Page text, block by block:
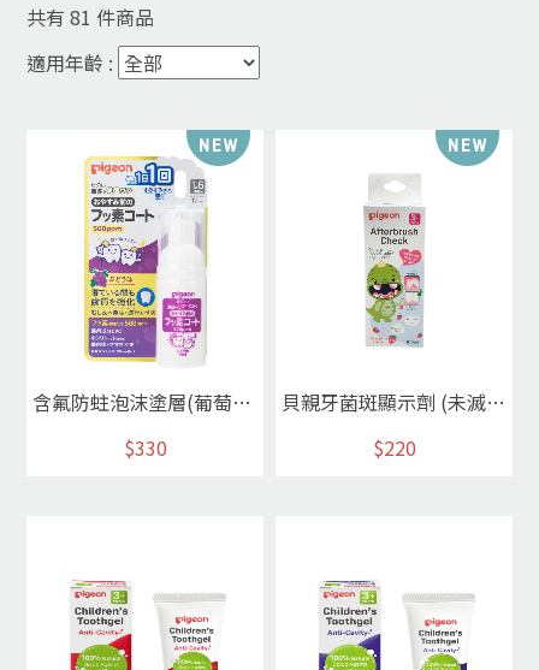
共有 81 件商品
適用年齡 :
含氟防蛀泡沫塗層(葡萄)500ppm
$330
貝親牙菌斑顯示劑 (未滅菌)
$220